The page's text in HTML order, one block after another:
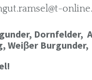
Dornfelder,
Weiβer Burgunder,